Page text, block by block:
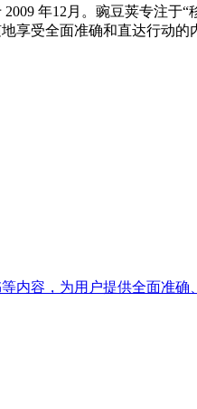
年12月。豌豆荚专注于
享受全面准确和直达行动的
内容，为用户提供全面准确